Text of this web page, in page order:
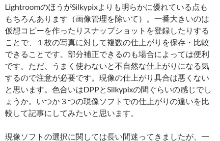
LightroomのほうがSilkypixよりも明らかに優れている点も
もちろんあります（画像管理を除いて）。一番大きいのは
仮想コピーを作ったりスナップショットを登録したりする
ことで、１枚の写真に対して複数の仕上がりを保存・比較
できることです。部分補正できるのも場合によっては便利
です。ただ、うまく使わないと不自然な仕上がりになる気
するので注意が必要です。現像の仕上がり具合は悪くない
と思います。色合いはDPPとSilkypixの間ぐらいの感じでし
ょうか。いつか３つの現像ソフトでの仕上がりの違いを比
較して記事にしてみたいと思います。
現像ソフトの選択に関しては長い間迷ってきましたが、一